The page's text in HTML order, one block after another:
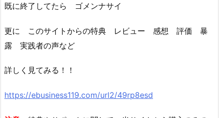
既に終了してたら ゴメンナサイ
更に このサイトからの特典 レビュー 感想 評価 暴
露 実践者の声など
詳しく見てみる！！
https://ebusiness119.com/url2/49rp8esd